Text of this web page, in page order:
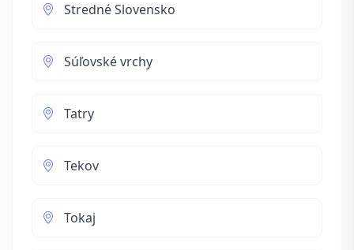
Stredné Slovensko
Súľovské vrchy
Tatry
Tekov
Tokaj